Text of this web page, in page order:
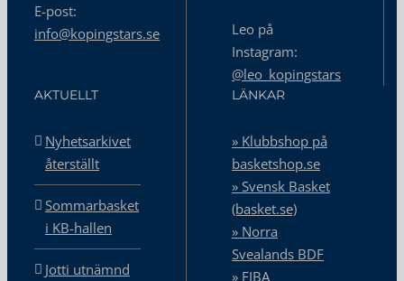
E-post:
info@kopingstars.se
Leo på
Instagram:
@leo_kopingstars
AKTUELLT
Nyhetsarkivet
återställt
Sommarbasket
i KB-hallen
Jotti utnämnd
LÄNKAR
» Klubbshop på
basketshop.se
» Svensk Basket
(basket.se)
» Norra
Svealands BDF
» FIBA